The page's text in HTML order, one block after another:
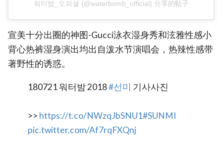
워터밤_오피셜 (@waterbomb_official) 分享的帖子
宣美十分出圈的神图-Gucci泳衣湿身秀和泫雅性感小
背心热裤湿身演出均出自泼水节演唱会，热辣性感带
著野性的诱惑。
180721 워터밤 2018#선미 기사사진
>> https://t.co/NWzqJbSNU1#SUNMI
pic.twitter.com/Af7rqFXQnj